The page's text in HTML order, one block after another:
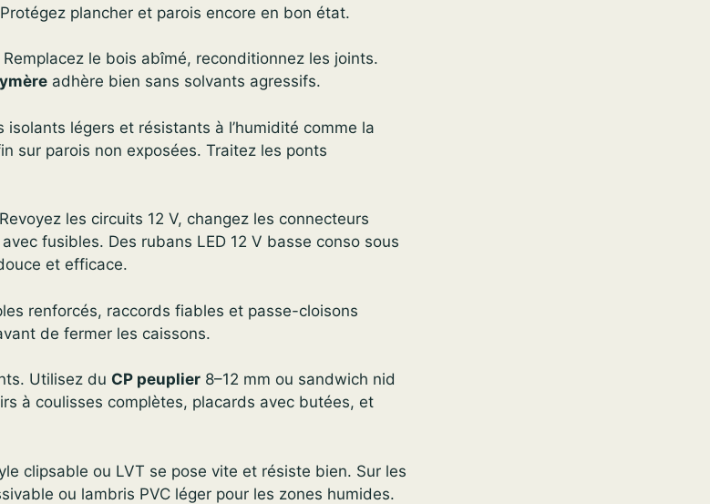
plancher et parois encore en bon état.
le bois abîmé, reconditionnez les joints.
adhère bien sans solvants agressifs.
légers et résistants à l’humidité comme la
sur parois non exposées. Traitez les ponts
les circuits 12 V, changez les connecteurs
fusibles. Des rubans LED 12 V basse conso sous
et efficace.
renforcés, raccords fiables et passe-cloisons
de fermer les caissons.
Utilisez du CP peuplier 8–12 mm ou sandwich nid
à coulisses complètes, placards avec butées, et
clipsable ou LVT se pose vite et résiste bien. Sur les
ou lambris PVC léger pour les zones humides.